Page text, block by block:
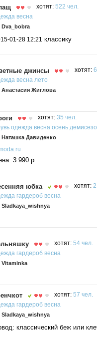
хотят: 522 чел.
весна
Dva_bobra
01-28 12:21 классику
джинсы хотят:
весна лето
Анастасия Жиглова
хотят: 35 чел.
одежда весна осень
Наташка Давиденко
3 990 р
юбка хотят:
гардероб весна
Sladkaya_wishnya
хотят: 54 чел.
гардероб весна
Vitaminka
хотят: 57 чел.
гардероб весна
Sladkaya_wishnya
классический беж или